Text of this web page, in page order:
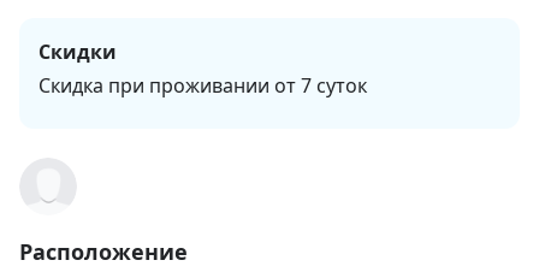
Скидки
Скидка при проживании от 7 суток
Расположение